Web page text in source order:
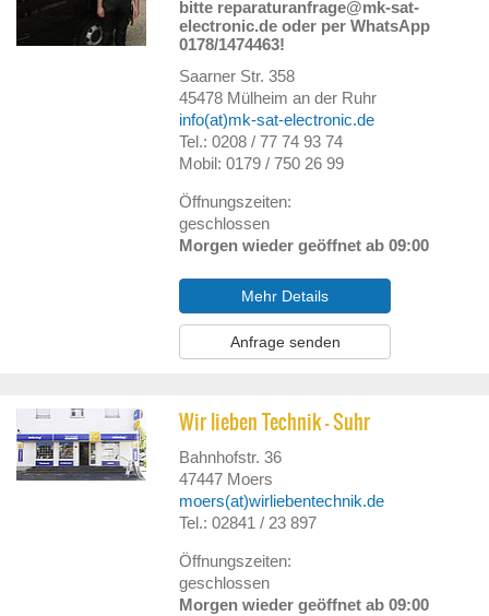
bitte reparaturanfrage@mk-sat-
electronic.de oder per WhatsApp
0178/1474463!
Saarner Str. 358
45478 Mülheim an der Ruhr
info(at)mk-sat-electronic.de
Tel.: 0208 / 77 74 93 74
Mobil: 0179 / 750 26 99
Öffnungszeiten:
geschlossen
Morgen wieder geöffnet ab 09:00
Mehr Details
Anfrage senden
Wir lieben Technik - Suhr
Bahnhofstr. 36
47447 Moers
moers(at)wirliebentechnik.de
Tel.: 02841 / 23 897
Öffnungszeiten:
geschlossen
Morgen wieder geöffnet ab 09:00